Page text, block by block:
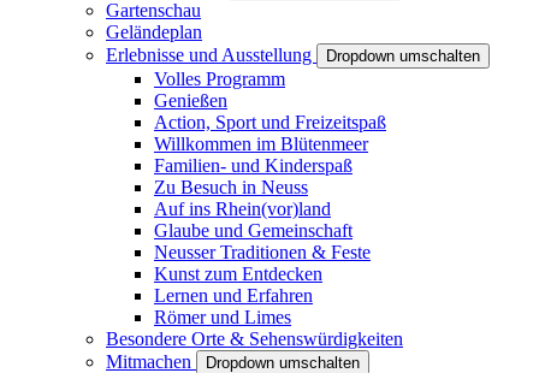
Gartenschau
Geländeplan
Erlebnisse und Ausstellung
Dropdown umschalten
Volles Programm
Genießen
Action, Sport und Freizeitspaß
Willkommen im Blütenmeer
Familien- und Kinderspaß
Zu Besuch in Neuss
Auf ins Rhein(vor)land
Glaube und Gemeinschaft
Neusser Traditionen & Feste
Kunst zum Entdecken
Lernen und Erfahren
Römer und Limes
Besondere Orte & Sehenswürdigkeiten
Mitmachen
Dropdown umschalten